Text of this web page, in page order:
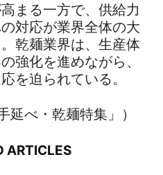
まる一方で、供給力
対応が業界全体の大
乾麺業界は、生産体
強化を進めながら、
を迫られている。
延べ・乾麺特集」）
ARTICLES